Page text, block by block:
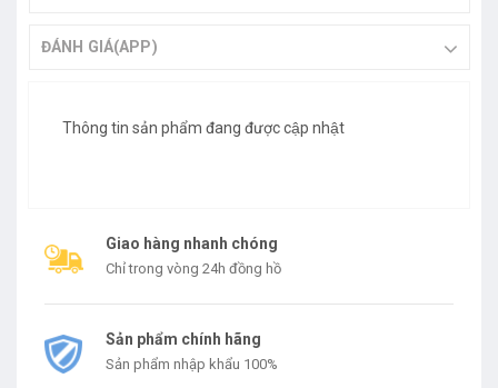
ĐÁNH GIÁ(APP)
Thông tin sản phẩm đang được cập nhật
Giao hàng nhanh chóng
Chỉ trong vòng 24h đồng hồ
Sản phẩm chính hãng
Sản phẩm nhập khẩu 100%